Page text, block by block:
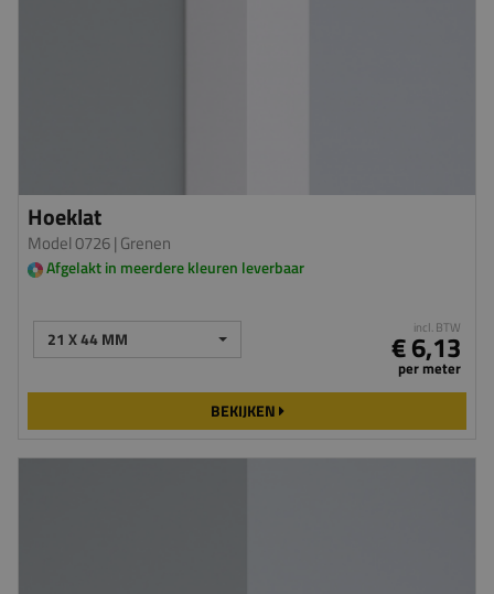
Hoeklat
Model 0726| Grenen
Afgelakt in meerdere kleuren leverbaar
21 X 44 MM incl. BTW
€ 6,13
per meter
BEKIJKEN